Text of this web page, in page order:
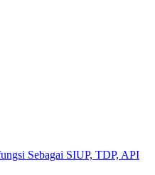
Sebagai SIUP, TDP, API